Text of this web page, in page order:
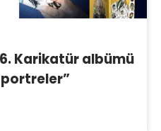
Karikatür albümü